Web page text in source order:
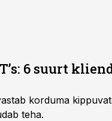
6 suurt
korduma
teha.